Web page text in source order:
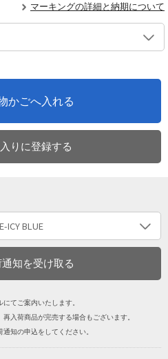
マーキングの詳細と納期について
かごへ入れる
りに登録する
てご案内いたします。
入荷商品が完売する場合もございます。
知の申込をしてください。